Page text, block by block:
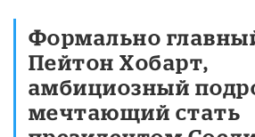
Формально
Пейтон Хобарт,
амбициозный
мечтающий стать